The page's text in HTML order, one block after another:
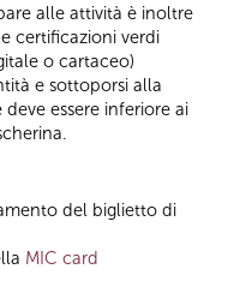
alle attività è inoltre
certificazioni verdi
o cartaceo)
e sottoporsi alla
essere inferiore ai
del biglietto di
MIC card